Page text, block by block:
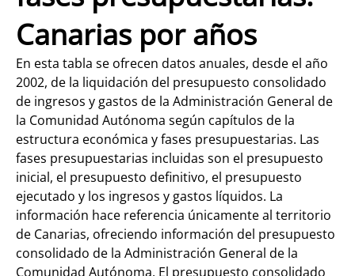
Canarias por años
En esta tabla se ofrecen datos anuales, desde el año
2002, de la liquidación del presupuesto consolidado
de ingresos y gastos de la Administración General de
la Comunidad Autónoma según capítulos de la
estructura económica y fases presupuestarias. Las
fases presupuestarias incluidas son el presupuesto
inicial, el presupuesto definitivo, el presupuesto
ejecutado y los ingresos y gastos líquidos. La
información hace referencia únicamente al territorio
de Canarias, ofreciendo información del presupuesto
consolidado de la Administración General de la
Comunidad Autónoma. El presupuesto consolidado